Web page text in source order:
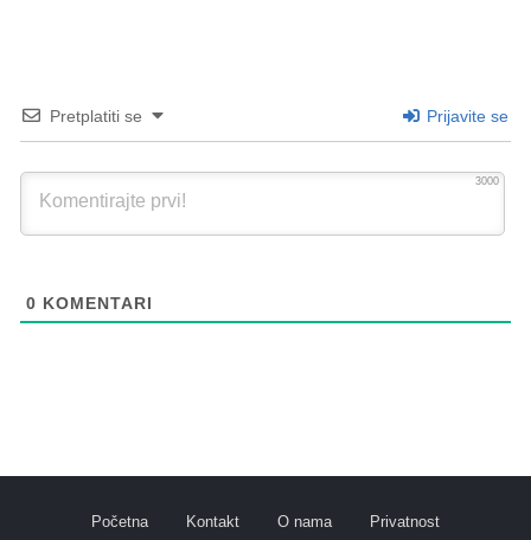
Pretplatiti se Prijavite se
3000
0 KOMENTARI
Početna Kontakt O nama Privatnost